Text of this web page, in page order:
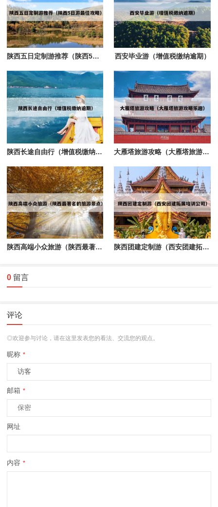
陕西五日定制游推荐（陕西5日游最佳攻略） 西安毕业游（增值税缴纳逾期）
陕西长途自由行（增值税缴纳逾期） 大雁塔旅游攻略（大雁塔旅游攻略乐趣）
陕西高端小众旅游（陕西最著名的旅游景点） 陕西团建定制游（西安团建拓展培训公司）
0 留言
评论
◎欢迎参与讨论，请在这里发表您的看法、交流您的观点。
昵称 *
邮箱 *
网址
内容 *